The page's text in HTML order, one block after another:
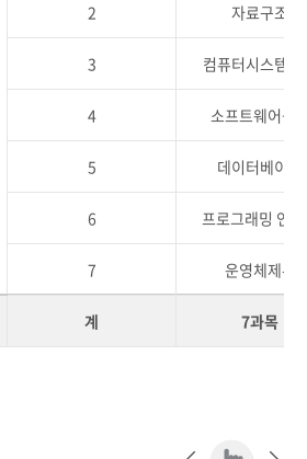
2 자료구조
3 컴퓨터시스템구
4 소프트웨어공
5 데이터베이스
6 프로그래밍 언
7 운영체제론
계 7과목